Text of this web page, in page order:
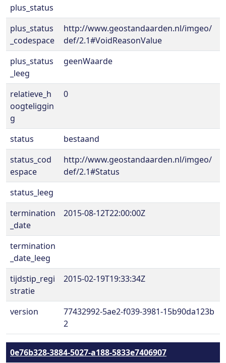
plus_status
plus_status
_codespace
http://www.geostandaarden.nl/imgeo/
def/2.1#VoidReasonValue
plus_status
_leeg
geenWaarde
relatieve_h
oogteliggin
g
0
status
bestaand
status_cod
espace
http://www.geostandaarden.nl/imgeo/
def/2.1#Status
status_leeg
termination
_date
2015-08-12T22:00:00Z
termination
_date_leeg
tijdstip_regi
stratie
2015-02-19T19:33:34Z
version
77432992-5ae2-f039-3981-15b90da123b
2
0e76b328-3884-5027-a188-5833e7406907